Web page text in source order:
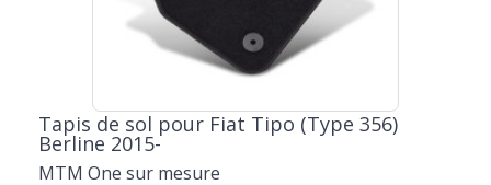
Tapis de sol pour Fiat Tipo (Type 356)
Berline 2015-
MTM One sur mesure